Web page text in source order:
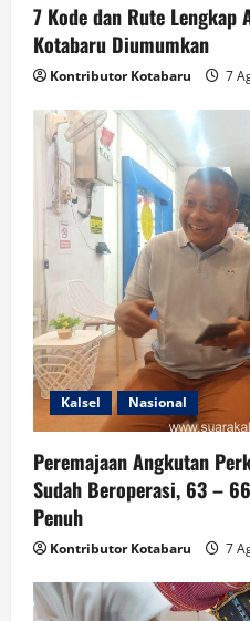
7 Kode dan Rute
Kotabaru Diumumkan
Kontributor Kotabaru 7
Kalsel Nasional
Peremajaan Angkutan
Sudah Beroperasi, 63 –
Penuh
Kontributor Kotabaru 7